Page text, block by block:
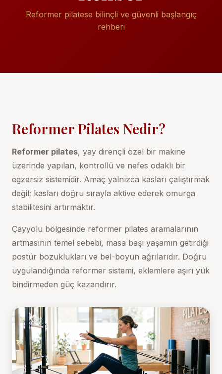
Reformer pilatese bilinçli ve güvenli başlangıç
rehberi
Reformer Pilates Nedir?
Reformer pilates, yay dirençli özel bir makine
üzerinde yapılan, kontrollü ve nefes odaklı bir
egzersiz sistemidir. Amaç yalnızca kasları çalıştırmak
değil; kasları doğru sırayla aktive ederek omurga
stabilitesini artırmaktır.
Çayyolu bölgesinde reformer pilates aramalarının
artmasının temel sebebi, masa başı yaşamın getirdiği
postür bozuklukları ve bel-boyun ağrılarıdır. Doğru
uygulandığında reformer sistemi, eklemlere aşırı yük
bindirmeden güç kazandırır.